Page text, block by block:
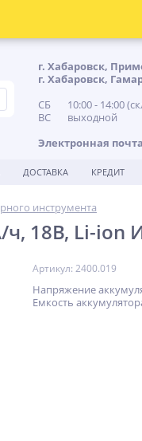
г. Хабаровск,
г. Хабаровск,
СБ 10:00 - 14:00
ВС выходной
Электронная
ДОСТАВКА КРЕДИТ
инструмента
18В, Li-ion
Артикул: 2400.019
Напряжение
Емкость